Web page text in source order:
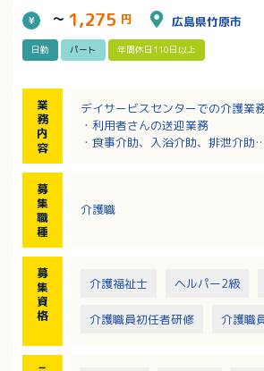
～ 1,275 円 広島県竹原市
日勤 パート 年間休日110日以上
業
務
内
容
デイサービスセンターでの介護業
・利用者さんの送迎業務
・食事介助、入浴介助、排泄介助
※要支援から要介護5まで幅広い利
募
集
職
種
介護職
募
集
資
格
介護福祉士 ヘルパー2級
介護職員初任者研修 介護職